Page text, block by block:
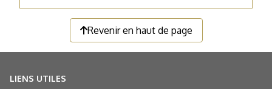
Revenir en haut de page
LIENS UTILES